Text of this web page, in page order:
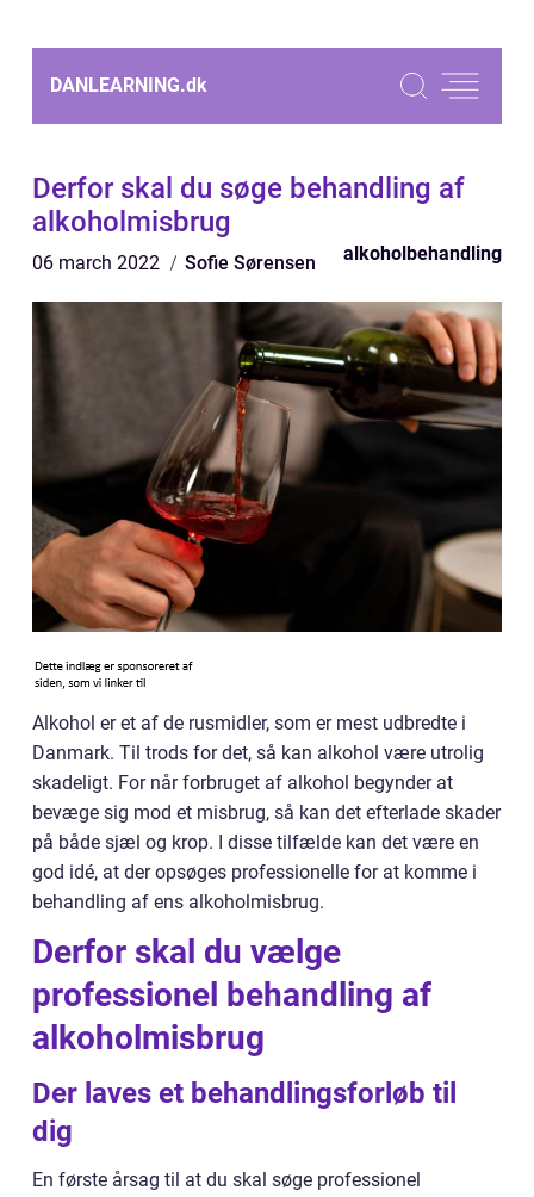
DANLEARNING.dk
Derfor skal du søge behandling af
alkoholmisbrug
06 march 2022 Sofie Sørensen alkoholbehandling
Alkohol er et af de rusmidler, som er mest udbredte i
Danmark. Til trods for det, så kan alkohol være utrolig
skadeligt. For når forbruget af alkohol begynder at
bevæge sig mod et misbrug, så kan det efterlade skader
på både sjæl og krop. I disse tilfælde kan det være en
god idé, at der opsøges professionelle for at komme i
behandling af ens alkoholmisbrug.
Derfor skal du vælge
professionel behandling af
alkoholmisbrug
Der laves et behandlingsforløb til
dig
En første årsag til at du skal søge professionel